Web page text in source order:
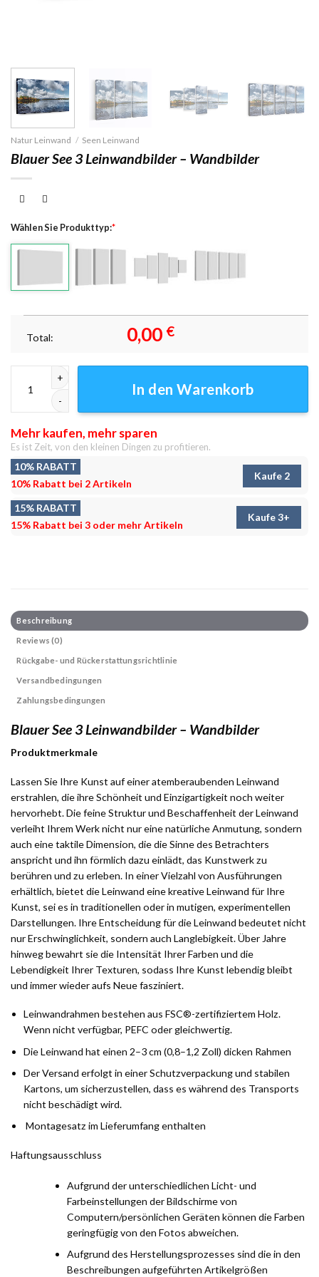
Natur Leinwand / Seen Leinwand
Blauer See 3 Leinwandbilder – Wandbilder
Wählen Sie Produkttyp:*
Total: 0,00 €
In den Warenkorb
Mehr kaufen, mehr sparen
Es ist Zeit, von den kleinen Dingen zu profitieren.
10% RABATT
10% Rabatt bei 2 Artikeln
Kaufe 2
15% RABATT
15% Rabatt bei 3 oder mehr Artikeln
Kaufe 3+
Beschreibung
Reviews (0)
Rückgabe- und Rückerstattungsrichtlinie
Versandbedingungen
Zahlungsbedingungen
Blauer See 3 Leinwandbilder – Wandbilder
Produktmerkmale
Lassen Sie Ihre Kunst auf einer atemberaubenden Leinwand
erstrahlen, die ihre Schönheit und Einzigartigkeit noch weiter
hervorhebt. Die feine Struktur und Beschaffenheit der Leinwand
verleiht Ihrem Werk nicht nur eine natürliche Anmutung, sondern
auch eine taktile Dimension, die die Sinne des Betrachters
anspricht und ihn förmlich dazu einlädt, das Kunstwerk zu
berühren und zu erleben. In einer Vielzahl von Ausführungen
erhältlich, bietet die Leinwand eine kreative Leinwand für Ihre
Kunst, sei es in traditionellen oder in mutigen, experimentellen
Darstellungen. Ihre Entscheidung für die Leinwand bedeutet nicht
nur Erschwinglichkeit, sondern auch Langlebigkeit. Über Jahre
hinweg bewahrt sie die Intensität Ihrer Farben und die
Lebendigkeit Ihrer Texturen, sodass Ihre Kunst lebendig bleibt
und immer wieder aufs Neue fasziniert.
Leinwandrahmen bestehen aus FSC®-zertifiziertem Holz.
Wenn nicht verfügbar, PEFC oder gleichwertig.
Die Leinwand hat einen 2–3 cm (0,8–1,2 Zoll) dicken Rahmen
Der Versand erfolgt in einer Schutzverpackung und stabilen
Kartons, um sicherzustellen, dass es während des Transports
nicht beschädigt wird.
Montagesatz im Lieferumfang enthalten
Haftungsausschluss
Aufgrund der unterschiedlichen Licht- und
Farbeinstellungen der Bildschirme von
Computern/persönlichen Geräten können die Farben
geringfügig von den Fotos abweichen.
Aufgrund des Herstellungsprozesses sind die in den
Beschreibungen aufgeführten Artikelgrößen